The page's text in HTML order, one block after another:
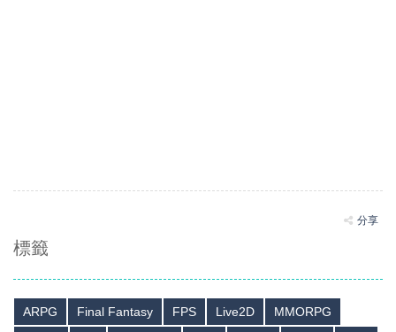
分享
標籤
ARPG Final Fantasy FPS Live2D
MMORPG